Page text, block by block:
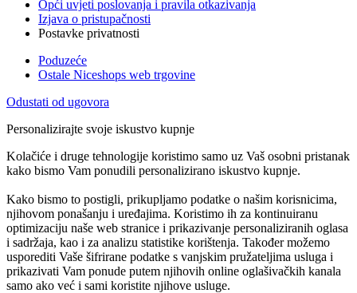
Opći uvjeti poslovanja i pravila otkazivanja
Izjava o pristupačnosti
Postavke privatnosti
Poduzeće
Ostale Niceshops web trgovine
Odustati od ugovora
Personalizirajte svoje iskustvo kupnje
Kolačiće i druge tehnologije koristimo samo uz Vaš osobni pristanak
kako bismo Vam ponudili personalizirano iskustvo kupnje.
Kako bismo to postigli, prikupljamo podatke o našim korisnicima,
njihovom ponašanju i uređajima. Koristimo ih za kontinuiranu
optimizaciju naše web stranice i prikazivanje personaliziranih oglasa
i sadržaja, kao i za analizu statistike korištenja. Također možemo
usporediti Vaše šifrirane podatke s vanjskim pružateljima usluga i
prikazivati Vam ponude putem njihovih online oglašivačkih kanala
samo ako već i sami koristite njihove usluge.